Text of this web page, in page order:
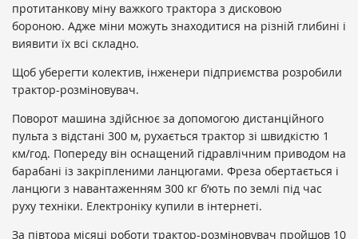
протитанкову міну важкого трактора з дисковою
бороною. Адже міни можуть знаходитися на різній глибині і
виявити їх всі складно.
Щоб уберегти колектив, інженери підприємства розробили
трактор-розміновувач.
Поворот машина здійснює за допомогою дистанційного
пульта з відстані 300 м, рухається трактор зі швидкістю 1
км/год. Попереду він оснащений гідравлічним приводом на
барабані із закріпленими ланцюгами. Фреза обертається і
ланцюги з навантаженням 300 кг б’ють по землі під час
руху техніки. Електроніку купили в інтернеті.
За півтора місяці роботи трактор-розміновувач пройшов 10